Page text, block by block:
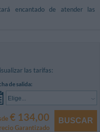
encantado de atender las
las tarifas:
de salida:
Elige...
€ 134,00
Garantizado
BUSCAR